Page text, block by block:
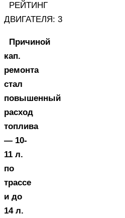
РЕЙТИНГ
ДВИГАТЕЛЯ: 3
Причиной
кап.
ремонта
стал
повышенный
расход
топлива
— 10-
11 л.
по
трассе
и до
14 л.